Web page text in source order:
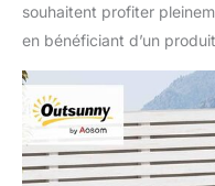
souhaitent profiter
en bénéficiant d’un